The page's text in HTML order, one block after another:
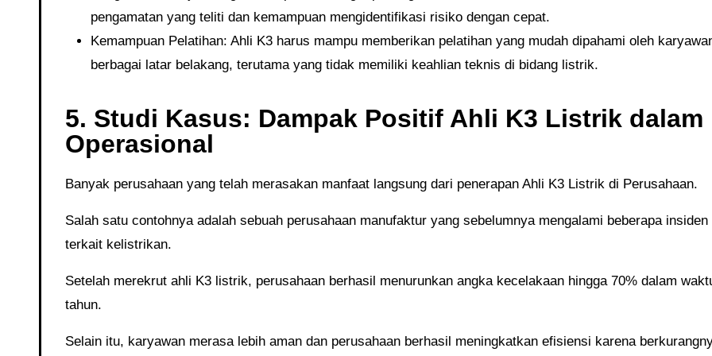
pengamatan yang teliti dan kemampuan mengidentifikasi risiko dengan cepat.
Kemampuan Pelatihan: Ahli K3 harus mampu memberikan pelatihan yang mudah dipahami oleh
berbagai latar belakang, terutama yang tidak memiliki keahlian teknis di bidang listrik.
5. Studi Kasus: Dampak Positif Ahli K3 Listrik dalam
Operasional
Banyak perusahaan yang telah merasakan manfaat langsung dari penerapan Ahli K3 Listrik di Perusahaan.
Salah satu contohnya adalah sebuah perusahaan manufaktur yang sebelumnya mengalami beberapa insiden kecil
terkait kelistrikan.
Setelah merekrut ahli K3 listrik, perusahaan berhasil menurunkan angka kecelakaan hingga 70% dalam waktu satu
tahun.
Selain itu, karyawan merasa lebih aman dan perusahaan berhasil meningkatkan efisiensi karena berkurangnya